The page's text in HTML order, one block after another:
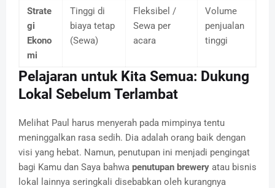
Strate
gi
Ekono
mi
Tinggi di
biaya tetap
(Sewa)
Fleksibel /
Sewa per
acara
Volume
penjualan
tinggi
Pelajaran untuk Kita Semua: Dukung
Lokal Sebelum Terlambat
Melihat Paul harus menyerah pada mimpinya tentu
meninggalkan rasa sedih. Dia adalah orang baik dengan
visi yang hebat. Namun, penutupan ini menjadi pengingat
bagi Kamu dan Saya bahwa penutupan brewery atau bisnis
lokal lainnya seringkali disebabkan oleh kurangnya